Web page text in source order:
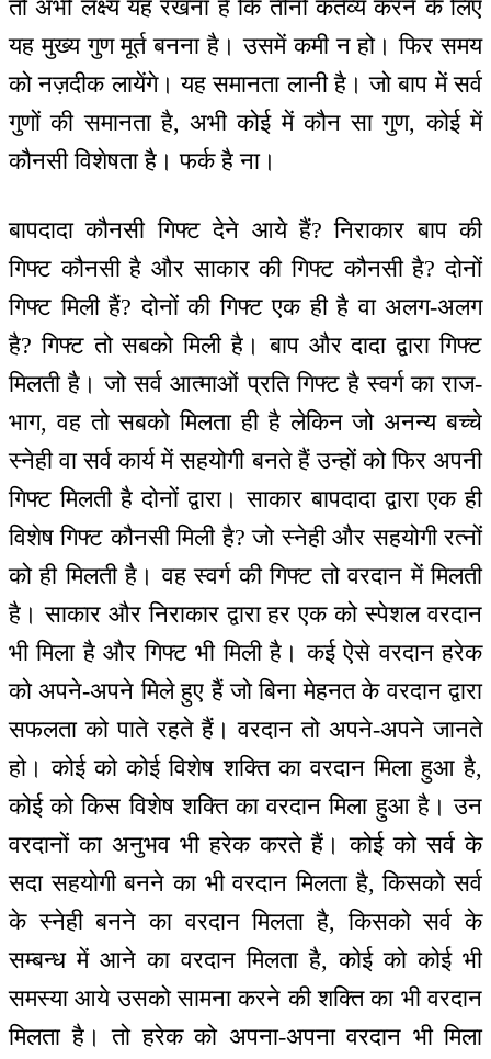
तो अभी लक्ष्य यह रखना है कि तीनों कर्तव्य करने के लिए
यह मुख्य गुण मूर्त बनना है। उसमें कमी न हो। फिर समय
को नज़दीक लायेंगे। यह समानता लानी है। जो बाप में सर्व
गुणों की समानता है, अभी कोई में कौन सा गुण, कोई में
कौनसी विशेषता है। फर्क है ना।
बापदादा कौनसी गिफ्ट देने आये हैं? निराकार बाप की
गिफ्ट कौनसी है और साकार की गिफ्ट कौनसी है? दोनों
गिफ्ट मिली हैं? दोनों की गिफ्ट एक ही है वा अलग-अलग
है? गिफ्ट तो सबको मिली है। बाप और दादा द्वारा गिफ्ट
मिलती है। जो सर्व आत्माओं प्रति गिफ्ट है स्वर्ग का राज-
भाग, वह तो सबको मिलता ही है लेकिन जो अनन्य बच्चे
स्नेही वा सर्व कार्य में सहयोगी बनते हैं उन्हों को फिर अपनी
गिफ्ट मिलती है दोनों द्वारा। साकार बापदादा द्वारा एक ही
विशेष गिफ्ट कौनसी मिली है? जो स्नेही और सहयोगी रत्नों
को ही मिलती है। वह स्वर्ग की गिफ्ट तो वरदान में मिलती
है। साकार और निराकार द्वारा हर एक को स्पेशल वरदान
भी मिला है और गिफ्ट भी मिली है। कई ऐसे वरदान हरेक
को अपने-अपने मिले हुए हैं जो बिना मेहनत के वरदान द्वारा
सफलता को पाते रहते हैं। वरदान तो अपने-अपने जानते
हो। कोई को कोई विशेष शक्ति का वरदान मिला हुआ है,
कोई को किस विशेष शक्ति का वरदान मिला हुआ है। उन
वरदानों का अनुभव भी हरेक करते हैं। कोई को सर्व के
सदा सहयोगी बनने का भी वरदान मिलता है, किसको सर्व
के स्नेही बनने का वरदान मिलता है, किसको सर्व के
सम्बन्ध में आने का वरदान मिलता है, कोई को कोई भी
समस्या आये उसको सामना करने की शक्ति का भी वरदान
मिलता है। तो हरेक को अपना-अपना वरदान भी मिला